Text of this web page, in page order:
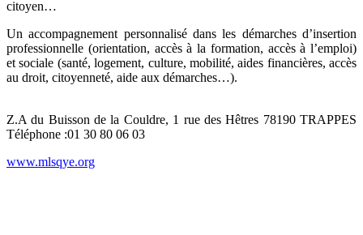
citoyen…
Un accompagnement personnalisé dans les démarches d’insertion
professionnelle (orientation, accès à la formation, accès à l’emploi)
et sociale (santé, logement, culture, mobilité, aides financières, accès
au droit, citoyenneté, aide aux démarches…).
Z.A du Buisson de la Couldre, 1 rue des Hêtres 78190 TRAPPES
Téléphone :01 30 80 06 03
www.mlsqye.org